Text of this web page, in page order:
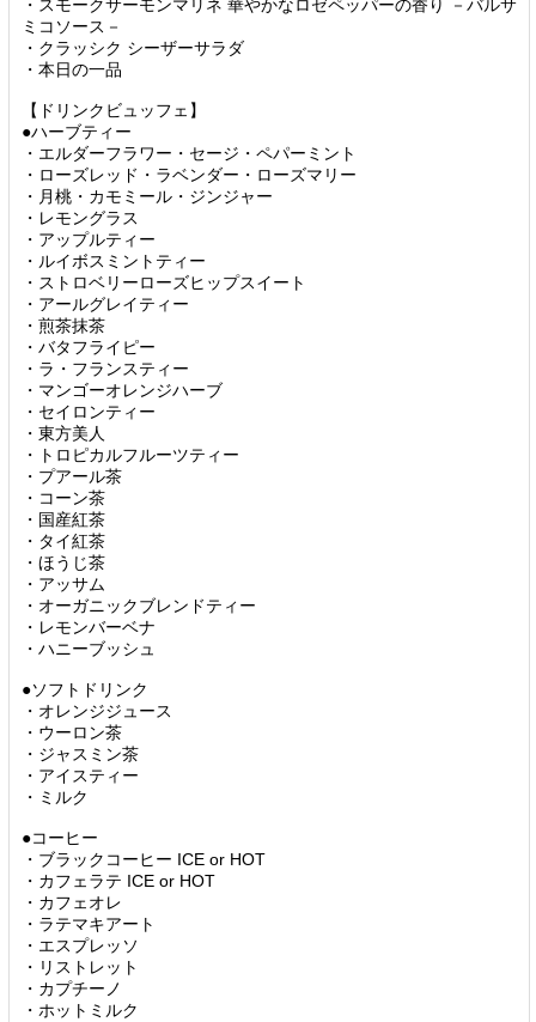
・スモークサーモンマリネ 華やかなロゼペッパーの香り －バルサ
ミコソース－
・クラッシク シーザーサラダ
・本日の一品
【ドリンクビュッフェ】
●ハーブティー
・エルダーフラワー・セージ・ペパーミント
・ローズレッド・ラベンダー・ローズマリー
・月桃・カモミール・ジンジャー
・レモングラス
・アップルティー
・ルイボスミントティー
・ストロベリーローズヒップスイート
・アールグレイティー
・煎茶抹茶
・バタフライピー
・ラ・フランスティー
・マンゴーオレンジハーブ
・セイロンティー
・東方美人
・トロピカルフルーツティー
・プアール茶
・コーン茶
・国産紅茶
・タイ紅茶
・ほうじ茶
・アッサム
・オーガニックブレンドティー
・レモンバーベナ
・ハニーブッシュ
●ソフトドリンク
・オレンジジュース
・ウーロン茶
・ジャスミン茶
・アイスティー
・ミルク
●コーヒー
・ブラックコーヒー ICE or HOT
・カフェラテ ICE or HOT
・カフェオレ
・ラテマキアート
・エスプレッソ
・リストレット
・カプチーノ
・ホットミルク